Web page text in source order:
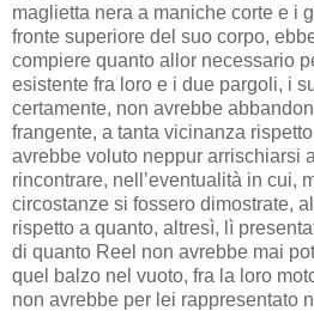
maglietta nera a maniche corte e i
fronte superiore del suo corpo,
compiere quanto allor necessario
esistente fra loro e i due pargoli, i
certamente, non avrebbe
frangente, a tanta vicinanza
avrebbe voluto neppur arrischiarsi
rincontrare, nell’eventualità in cui,
circostanze si fossero dimostrate,
rispetto a quanto, altresì, lì
di quanto Reel non avrebbe mai
quel balzo nel vuoto, fra la loro
non avrebbe per lei rappresentato